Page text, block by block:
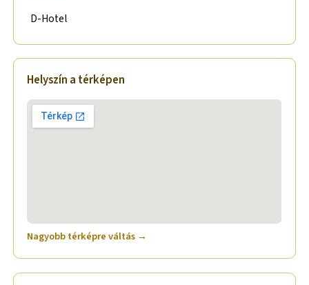
D-Hotel
Helyszín a térképen
Nagyobb térképre váltás →